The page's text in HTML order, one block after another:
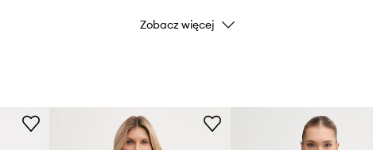
Marka
ID Produktu
Zobacz więcej